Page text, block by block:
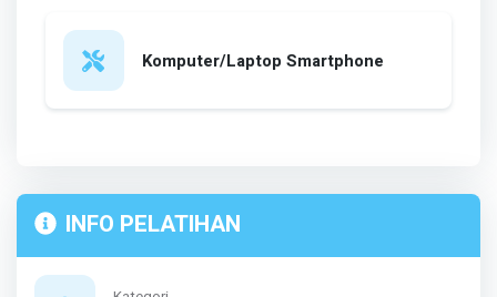
Komputer/Laptop Smartphone
INFO PELATIHAN